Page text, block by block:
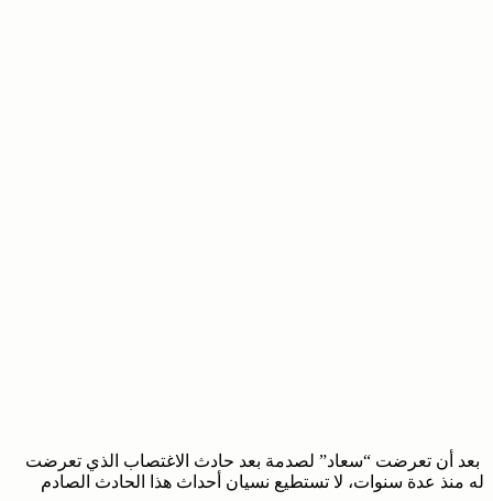
بعد أن تعرضت “سعاد” لصدمة بعد حادث الاغتصاب الذي تعرضت
له منذ عدة سنوات، لا تستطيع نسيان أحداث هذا الحادث الصادم